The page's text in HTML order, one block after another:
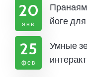
20
янв
йоге
25
фев
Умные